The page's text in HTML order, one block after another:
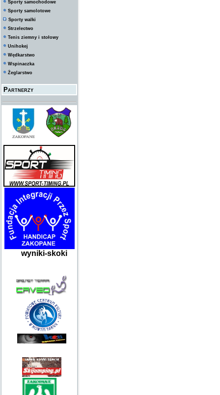
Sporty samochodowe
Sporty samolotowe
Sporty walki
Strzelectwo
Tenis ziemny i stołowy
Unihokej
Wędkarstwo
Wspinaczka
Żeglarstwo
Partnerzy
wyniki-skoki